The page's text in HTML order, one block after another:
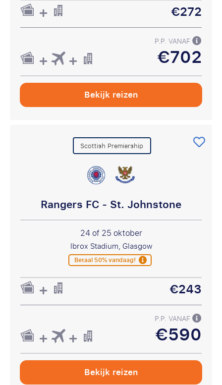
€272
P.P. VANAF
€702
Bekijk reizen
Scottish Premiership
Rangers FC - St. Johnstone
24 of 25 oktober
Ibrox Stadium, Glasgow
Betaal 50% vandaag!
€243
P.P. VANAF
€590
Bekijk reizen